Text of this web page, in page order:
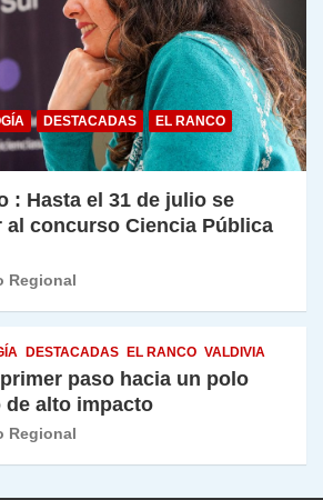
DESTACADAS
EL RANCO
: Hasta el 31 de julio se
al concurso Ciencia Pública
Regional
DESTACADAS EL RANCO VALDIVIA
paso hacia un polo
alto impacto
Regional